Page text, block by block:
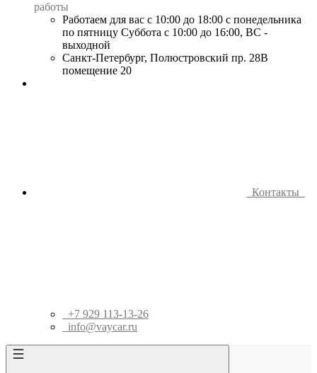
работы
Работаем для вас с 10:00 до 18:00 с понедельника
по пятницу Суббота с 10:00 до 16:00, ВС -
выходной
Санкт-Петербург, Полюстровский пр. 28В
помещение 20
Контакты
+7 929 113-13-26
info@vaycar.ru